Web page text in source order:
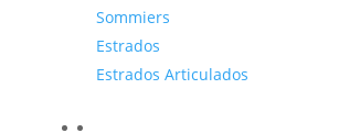
Sommiers
Estrados
Estrados Articulados